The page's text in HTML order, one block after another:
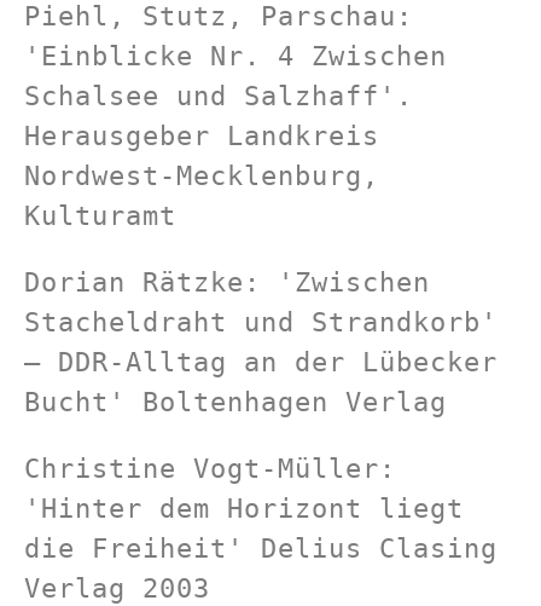
Piehl, Stutz, Parschau:
'Einblicke Nr. 4 Zwischen
Schalsee und Salzhaff'.
Herausgeber Landkreis
Nordwest-Mecklenburg,
Kulturamt
Dorian Rätzke: 'Zwischen
Stacheldraht und Strandkorb'
– DDR-Alltag an der Lübecker
Bucht' Boltenhagen Verlag
Christine Vogt-Müller:
'Hinter dem Horizont liegt
die Freiheit' Delius Clasing
Verlag 2003